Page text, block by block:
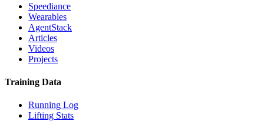
Speediance
Wearables
AgentStack
Articles
Videos
Projects
Training Data
Running Log
Lifting Stats